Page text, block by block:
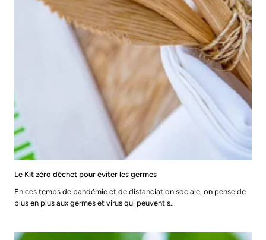
Le Kit zéro déchet pour éviter les germes
En ces temps de pandémie et de distanciation sociale, on pense de
plus en plus aux germes et virus qui peuvent s...